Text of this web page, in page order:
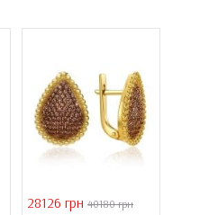
28126 грн 40180 грн